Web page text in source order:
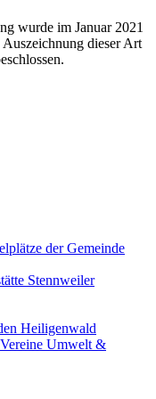
wurde im Januar 2021
Auszeichnung dieser Art
der Gemeinde
Stennweiler
Heiligenwald
Vereine Umwelt &